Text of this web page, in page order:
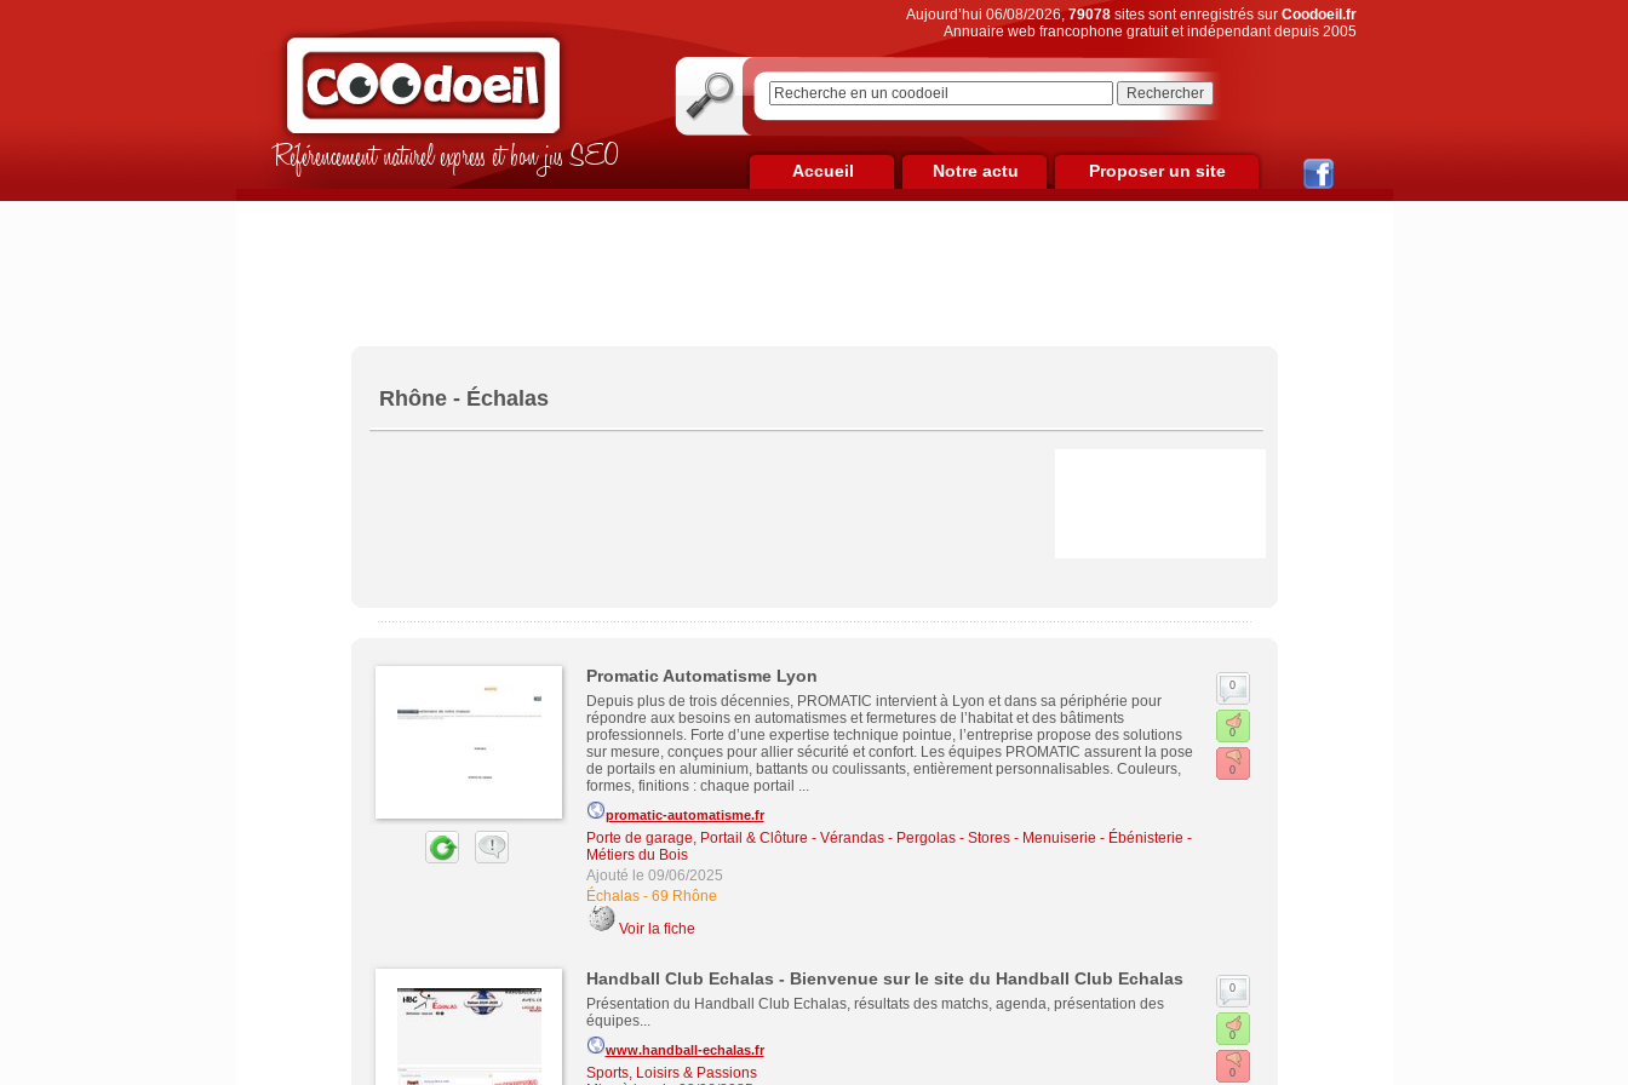
Référencement naturel express et bon jus SEO
Aujourd’hui 06/08/2026,79078sites sont enregistrés sur Coodoeil.fr
Annuaire web francophone gratuit et indépendant depuis 2005
Accueil Notre actu Proposer un site
Rhône - Échalas
Promatic Automatisme Lyon
Depuis plus de trois décennies, PROMATIC intervient à Lyon et dans sa périphérie pour
répondre aux besoins en automatismes et fermetures de l’habitat et des bâtiments
professionnels. Forte d’une expertise technique pointue, l’entreprise propose des solutions
sur mesure, conçues pour allier sécurité et confort. Les équipes PROMATIC assurent la pose
de portails en aluminium, battants ou coulissants, entièrement personnalisables. Couleurs,
formes, finitions : chaque portail ...
promatic-automatisme.fr
Porte de garage, Portail & Clôture - Vérandas - Pergolas - Stores- Menuiserie - Ébénisterie -
Métiers du Bois
Ajouté le 09/06/2025
Échalas- 69 Rhône
Voir la fiche
0
0
0
Handball Club Echalas - Bienvenue sur le site du Handball Club Echalas
Présentation du Handball Club Echalas, résultats des matchs, agenda, présentation des
équipes...
www.handball-echalas.fr
Sports, Loisirs & Passions
0
0
0